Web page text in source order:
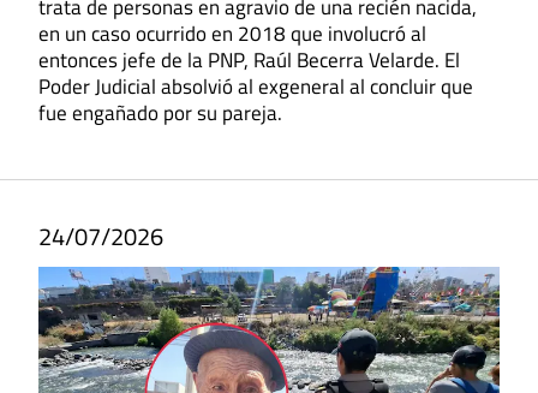
trata de personas en agravio de una recién nacida,
en un caso ocurrido en 2018 que involucró al
entonces jefe de la PNP, Raúl Becerra Velarde. El
Poder Judicial absolvió al exgeneral al concluir que
fue engañado por su pareja.
24/07/2026